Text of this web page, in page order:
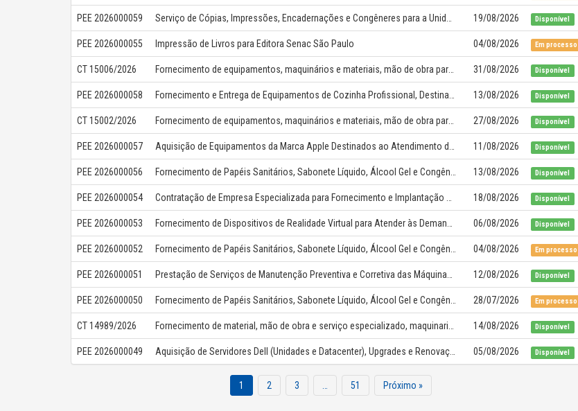
PEE 2026000059 19/08/2026 Disponível
PEE 2026000055 Impressão de Livros para Editora Senac São Paulo 04/08/2026 Em processo
CT 15006/2026 31/08/2026 Disponível
PEE 2026000058 13/08/2026 Disponível
CT 15002/2026 27/08/2026 Disponível
PEE 2026000057 11/08/2026 Disponível
PEE 2026000056 13/08/2026 Disponível
PEE 2026000054 18/08/2026 Disponível
PEE 2026000053 06/08/2026 Disponível
PEE 2026000052 04/08/2026 Em processo
PEE 2026000051 12/08/2026 Disponível
PEE 2026000050 28/07/2026 Em processo
CT 14989/2026 14/08/2026 Disponível
PEE 2026000049 05/08/2026 Disponível
1 2 3 51 Próximo »